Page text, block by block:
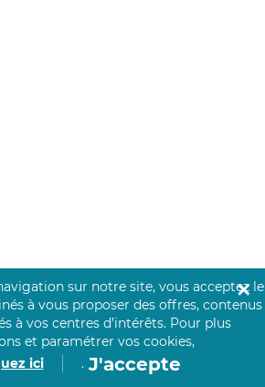
sur notre site, vous acceptez le
à vous proposer des offres, contenus
à vos centres d’intérêts. Pour plus
et paramétrer vos cookies,
ici
. J'accepte
✕